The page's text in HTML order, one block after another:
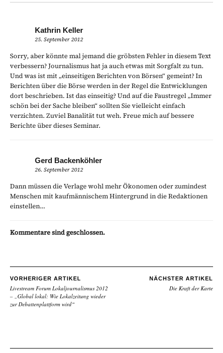
Kathrin Keller
25. September 2012
Sorry, aber könnte mal jemand die gröbsten Fehler in diesem Text
verbessern? Journalismus hat ja auch etwas mit Sorgfalt zu tun.
Und was ist mit „einseitigen Berichten von Börsen“ gemeint? In
Berichten über die Börse werden in der Regel die Entwicklungen
dort beschrieben. Ist das einseitig? Und auf die Faustregel „Immer
schön bei der Sache bleiben“ sollten Sie vielleicht einfach
verzichten. Zuviel Banalität tut weh. Freue mich auf bessere
Berichte über dieses Seminar.
Gerd Backenköhler
26. September 2012
Dann müssen die Verlage wohl mehr Ökonomen oder zumindest
Menschen mit kaufmännischem Hintergrund in die Redaktionen
einstellen…
Kommentare sind geschlossen.
VORHERIGER ARTIKEL
Livestream Forum Lokaljournalismus 2012
– „Global lokal: Wie Lokalzeitung wieder
zur Debattenplattform wird“
NÄCHSTER ARTIKEL
Die Kraft der Karte